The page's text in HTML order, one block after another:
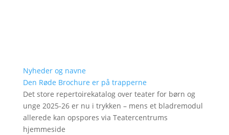
Nyheder og navne
Den Røde Brochure er på trapperne
Det store repertoirekatalog over teater for børn og
unge 2025-26 er nu i trykken – mens et bladremodul
allerede kan opspores via Teatercentrums
hjemmeside